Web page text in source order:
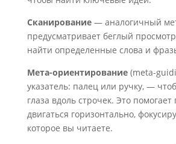
Сканирование — аналогичный
предусматривает беглый
найти определенные слова и
Мета-ориентирование(meta-
указатель: палец или ручку, —
глаза вдоль строчек. Это помогает
двигаться горизонтально,
которое вы читаете.